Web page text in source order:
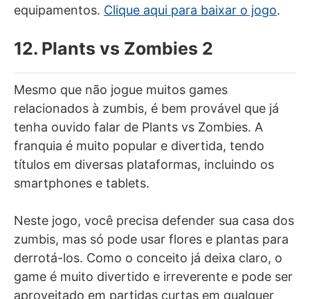
equipamentos. Clique aqui para baixar o jogo.
12. Plants vs Zombies 2
Mesmo que não jogue muitos games
relacionados à zumbis, é bem provável que já
tenha ouvido falar de Plants vs Zombies. A
franquia é muito popular e divertida, tendo
títulos em diversas plataformas, incluindo os
smartphones e tablets.
Neste jogo, você precisa defender sua casa dos
zumbis, mas só pode usar flores e plantas para
derrotá-los. Como o conceito já deixa claro, o
game é muito divertido e irreverente e pode ser
aproveitado em partidas curtas em qualquer